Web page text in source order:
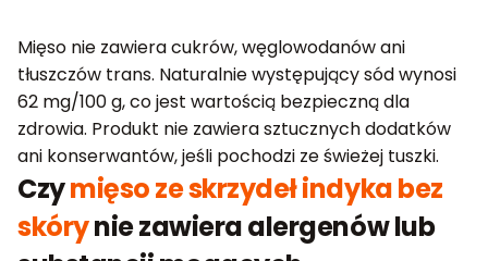
Mięso nie zawiera cukrów, węglowodanów ani
tłuszczów trans. Naturalnie występujący sód wynosi
62 mg/100 g, co jest wartością bezpieczną dla
zdrowia. Produkt nie zawiera sztucznych dodatków
ani konserwantów, jeśli pochodzi ze świeżej tuszki.
Czymięso ze skrzydeł indyka bez
skórynie zawiera alergenów lub